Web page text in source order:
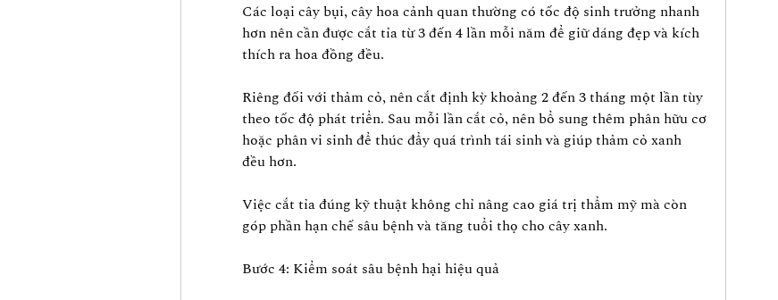
Các loại cây bụi, cây hoa cảnh quan thường có tốc độ sinh trưởng nhanh
hơn nên cần được cắt tỉa từ 3 đến 4 lần mỗi năm để giữ dáng đẹp và kích
thích ra hoa đồng đều.
Riêng đối với thảm cỏ, nên cắt định kỳ khoảng 2 đến 3 tháng một lần tùy
theo tốc độ phát triển. Sau mỗi lần cắt cỏ, nên bổ sung thêm phân hữu cơ
hoặc phân vi sinh để thúc đẩy quá trình tái sinh và giúp thảm cỏ xanh
đều hơn.
Việc cắt tỉa đúng kỹ thuật không chỉ nâng cao giá trị thẩm mỹ mà còn
góp phần hạn chế sâu bệnh và tăng tuổi thọ cho cây xanh.
Bước 4: Kiểm soát sâu bệnh hại hiệu quả